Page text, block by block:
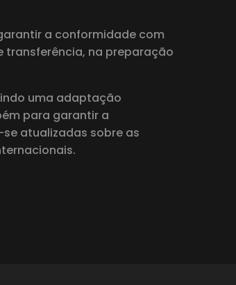
a conformidade com
transferência, na preparação
uma adaptação
para garantir a
atualizadas sobre as